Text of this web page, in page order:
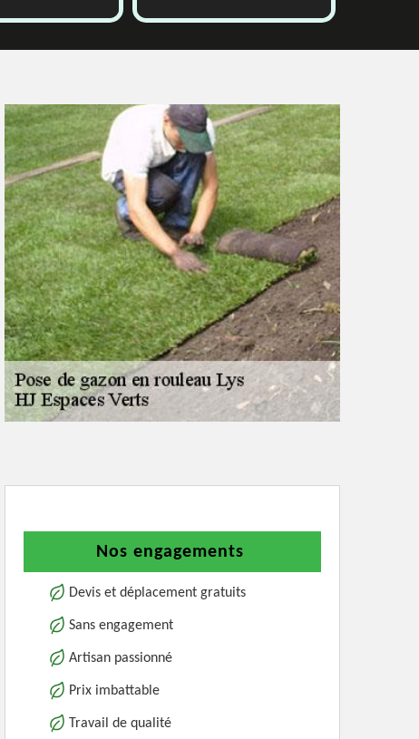
Nos engagements
Devis et déplacement gratuits
Sans engagement
Artisan passionné
Prix imbattable
Travail de qualité